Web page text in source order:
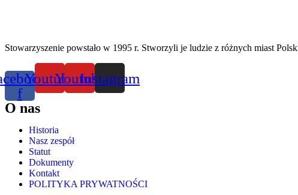
Stowarzyszenie powstało w 1995 r. Stworzyli je ludzie z różnych miast
f
YoutubeYoutubeInstagram
O nas
Historia
Nasz zespół
Statut
Dokumenty
Kontakt
POLITYKA PRYWATNOŚCI